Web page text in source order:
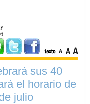
sus 40
el horario de
julio